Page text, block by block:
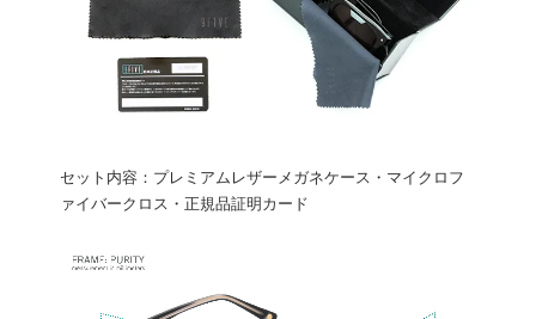
セット内容：プレミアムレザーメガネケース・マイクロフ
ァイバークロス・正規品証明カード